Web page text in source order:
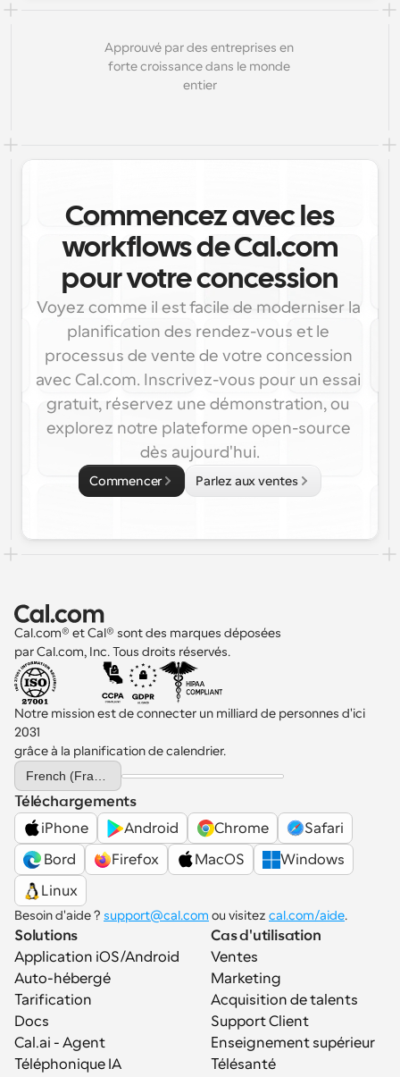
Approuvé par des entreprises en
forte croissance dans le monde
entier
Commencez avec les
workflows de Cal.com
pour votre concession
Voyez comme il est facile de moderniser la
planification des rendez-vous et le
processus de vente de votre concession
avec Cal.com. Inscrivez-vous pour un essai
gratuit, réservez une démonstration, ou
explorez notre plateforme open-source
dès aujourd'hui.
Commencer Parlez aux ventes
Cal.com® et Cal® sont des marques déposées
par Cal.com, Inc. Tous droits réservés.
Notre mission est de connecter un milliard de personnes d'ici
2031
grâce à la planification de calendrier.
Select Language
Téléchargements
iPhone
Android Chrome
Safari
Bord
Firefox MacOS
Windows
Linux
Besoin d'aide ? support@cal.com ou visitez cal.com/aide.
Solutions
Application iOS/Android
Auto-hébergé
Tarification
Docs
Cal.ai - Agent
Téléphonique IA
Cas d'utilisation
Ventes
Marketing
Acquisition de talents
Support Client
Enseignement supérieur
Télésanté